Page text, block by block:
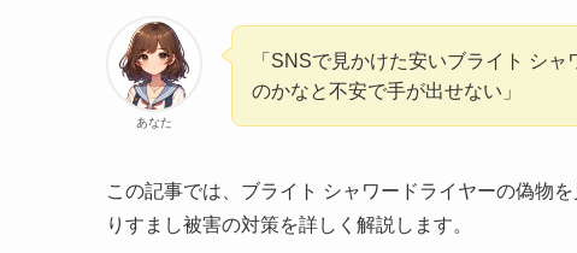
あなた
「SNSで見かけた安いブライト シ
のかなと不安で手が出せない」
この記事では、ブライト シャワードライヤーの偽物
りすまし被害の対策を詳しく解説します。